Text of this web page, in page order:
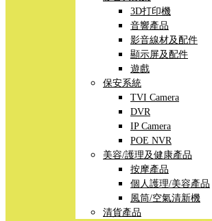
3D打印機
音響產品
影音線材及配件
顯示屏及配件
遊戲
保安系統
TVI Camera
DVR
IP Camera
POE NVR
美容/護理及健康產品
按摩產品
個人護理/美容產品
風筒/空氣清新機
清貨產品